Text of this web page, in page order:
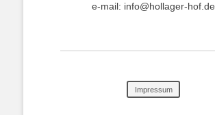
e-mail: info@hollager-hof.de
Impressum